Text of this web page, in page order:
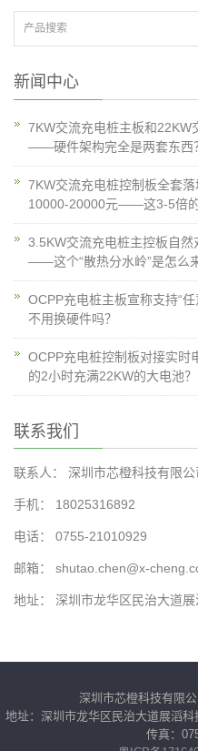
新闻中心
7KW交流充电桩主板和22KW
——硬件架构完全是两套东西
7KW交流充电桩控制板全套
10000-20000元——这3-5倍的
3.5KW交流充电桩主控板自
——这个“散热分水岭”是怎么
OCPP充电桩主板宣称支持“
不用换硬件吗？
OCPP充电桩控制板对接实时
的2小时充满22KW的大电池？
联系我们
联系人： 深圳市芯橙科技有限公
手机： 18025316892
电话： 0755-21010929
邮箱： shutao.chen@x-
地址： 深圳市龙华区民治大道
深圳市芯橙科技有限公
地址：深圳市龙华区民治大道展滔
传真：